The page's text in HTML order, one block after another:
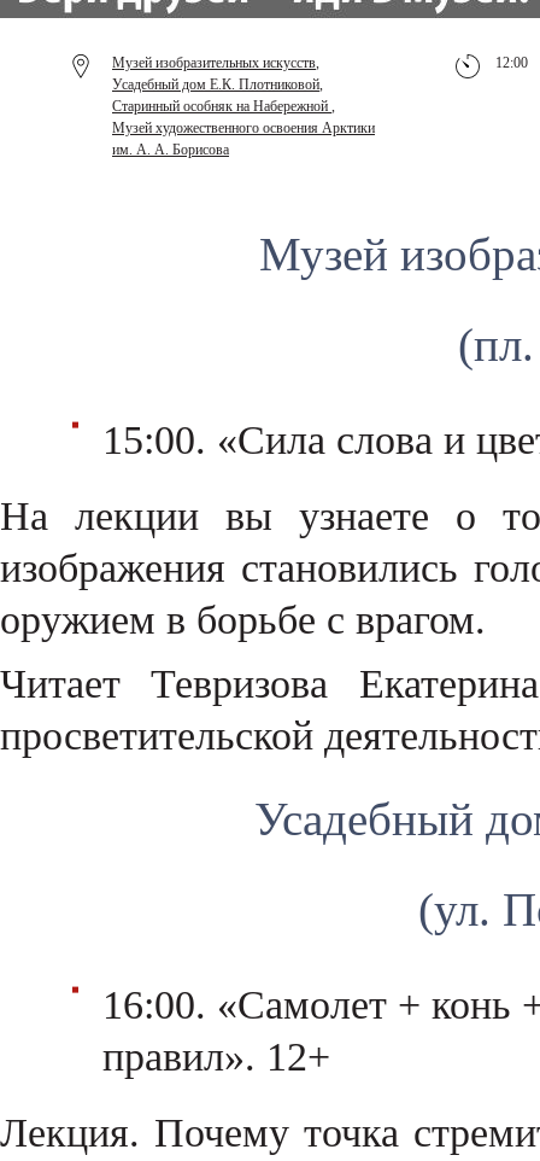
Музей изобразительных искусств,
Усадебный дом Е.К. Плотниковой,
Старинный особняк на Набережной ,
Музей художественного освоения Арктики
им. А. А. Борисова
12:00
Музей
15:00. «Сила слова и
На лекции вы узнаете о
изображения становились
оружием в борьбе с врагом.
Читает Тевризова
просветительской
Усадебный
(ул.
16:00. «Самолет + конь
правил». 12+
Лекция. Почему точка